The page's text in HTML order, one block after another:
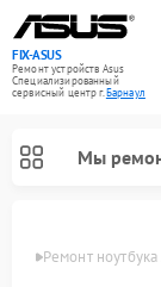
FIX-ASUS
Ремонт устройств Asus
Специализированный
cервисный центр г.Барнаул
Мы
Ремонт